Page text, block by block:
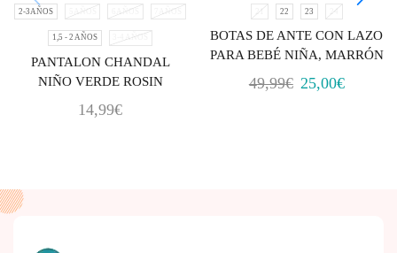
2-3AÑOS 5AÑOS 6AÑOS 7AÑOS
1,5 - 2 AÑOS 3-4 AÑOS
PANTALON CHANDAL
NIÑO VERDE ROSIN
14,99€
22 23 24
BOTAS DE ANTE CON LAZO
PARA BEBÉ NIÑA, MARRÓN
49,99€ 25,00€